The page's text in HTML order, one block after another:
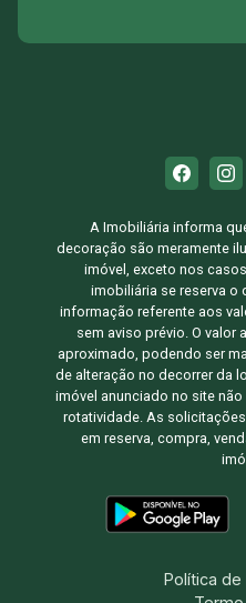
A Imobiliária informa
decoração são meramente
imóvel, exceto nos
imobiliária se reserva o
informação referente aos
sem aviso prévio. O
aproximado, podendo ser
de alteração no decorrer da
imóvel anunciado no site
rotatividade. As
em reserva, compra,
Política de